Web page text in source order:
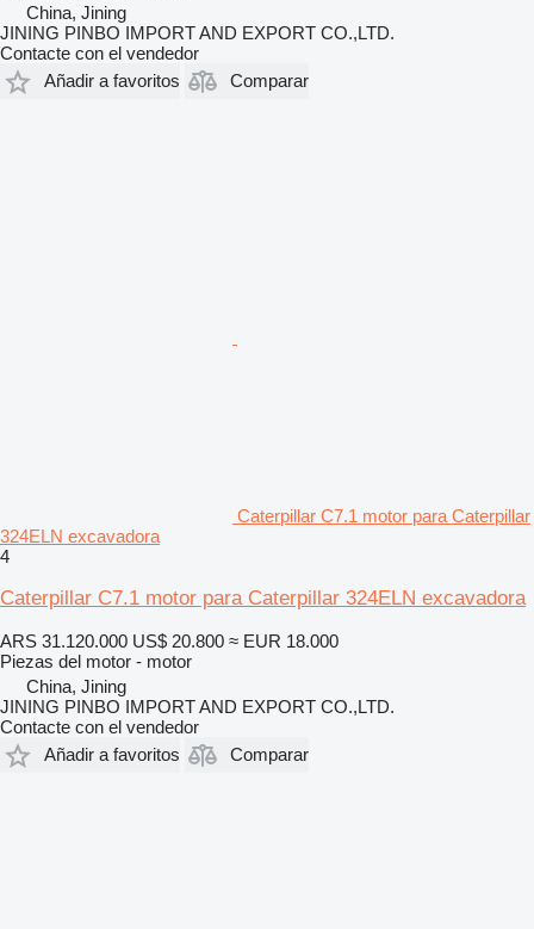
China, Jining
JINING PINBO IMPORT AND EXPORT CO.,LTD.
Contacte con el vendedor
Añadir a favoritos
Comparar
Caterpillar C7.1 motor para Caterpillar
324ELN excavadora
4
Caterpillar C7.1 motor para Caterpillar 324ELN excavadora
ARS 31.120.000 US$ 20.800 ≈ EUR 18.000
Piezas del motor - motor
China, Jining
JINING PINBO IMPORT AND EXPORT CO.,LTD.
Contacte con el vendedor
Añadir a favoritos
Comparar